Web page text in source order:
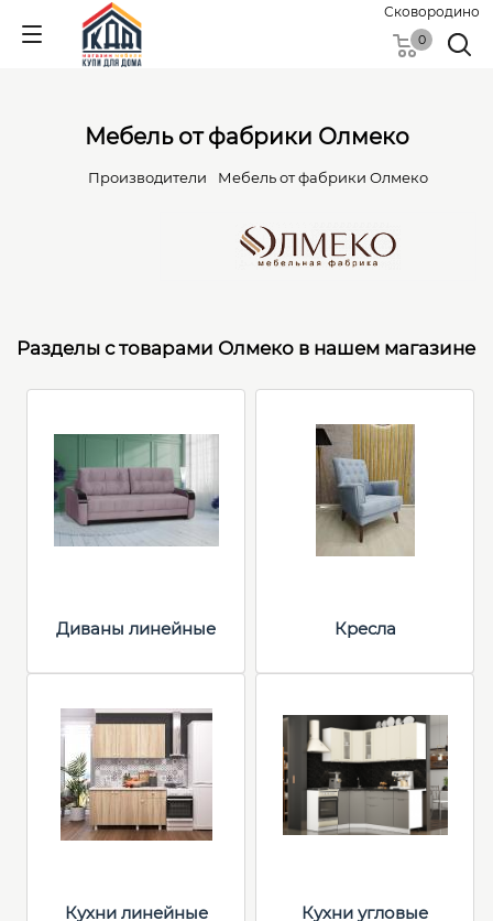
Сковородино
0
Мебель от фабрики Олмеко
Производители Мебель от фабрики Олмеко
Разделы с товарами Олмеко в нашем магазине
Диваны линейные Кресла
Кухни линейные Кухни угловые